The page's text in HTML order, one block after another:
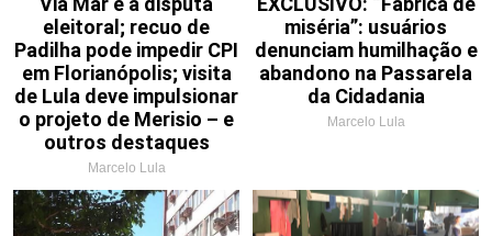
eleitoral; recuo de
Padilha pode impedir CPI
em Florianópolis; visita
de Lula deve impulsionar
o projeto de Merisio – e
outros destaques
Marcelo Lula
miséria”: usuários
denunciam humilhação e
abandono na Passarela
da Cidadania
Marcelo Lula